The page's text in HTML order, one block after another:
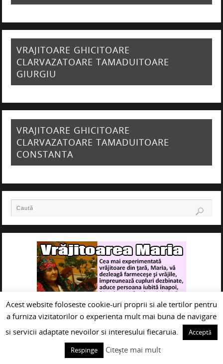
VRAJITOARE GHICITOARE
CLARVAZATOARE TAMADUITOARE
GIURGIU
VRAJITOARE GHICITOARE
CLARVAZATOARE TAMADUITOARE
CONSTANTA
Acest website foloseste cookie-uri proprii si ale tertilor pentru
a furniza vizitatorilor o experienta mult mai buna de navigare
si servicii adaptate nevoilor si interesului fiecaruia.
Acceptă
Respinge
Citește mai mult